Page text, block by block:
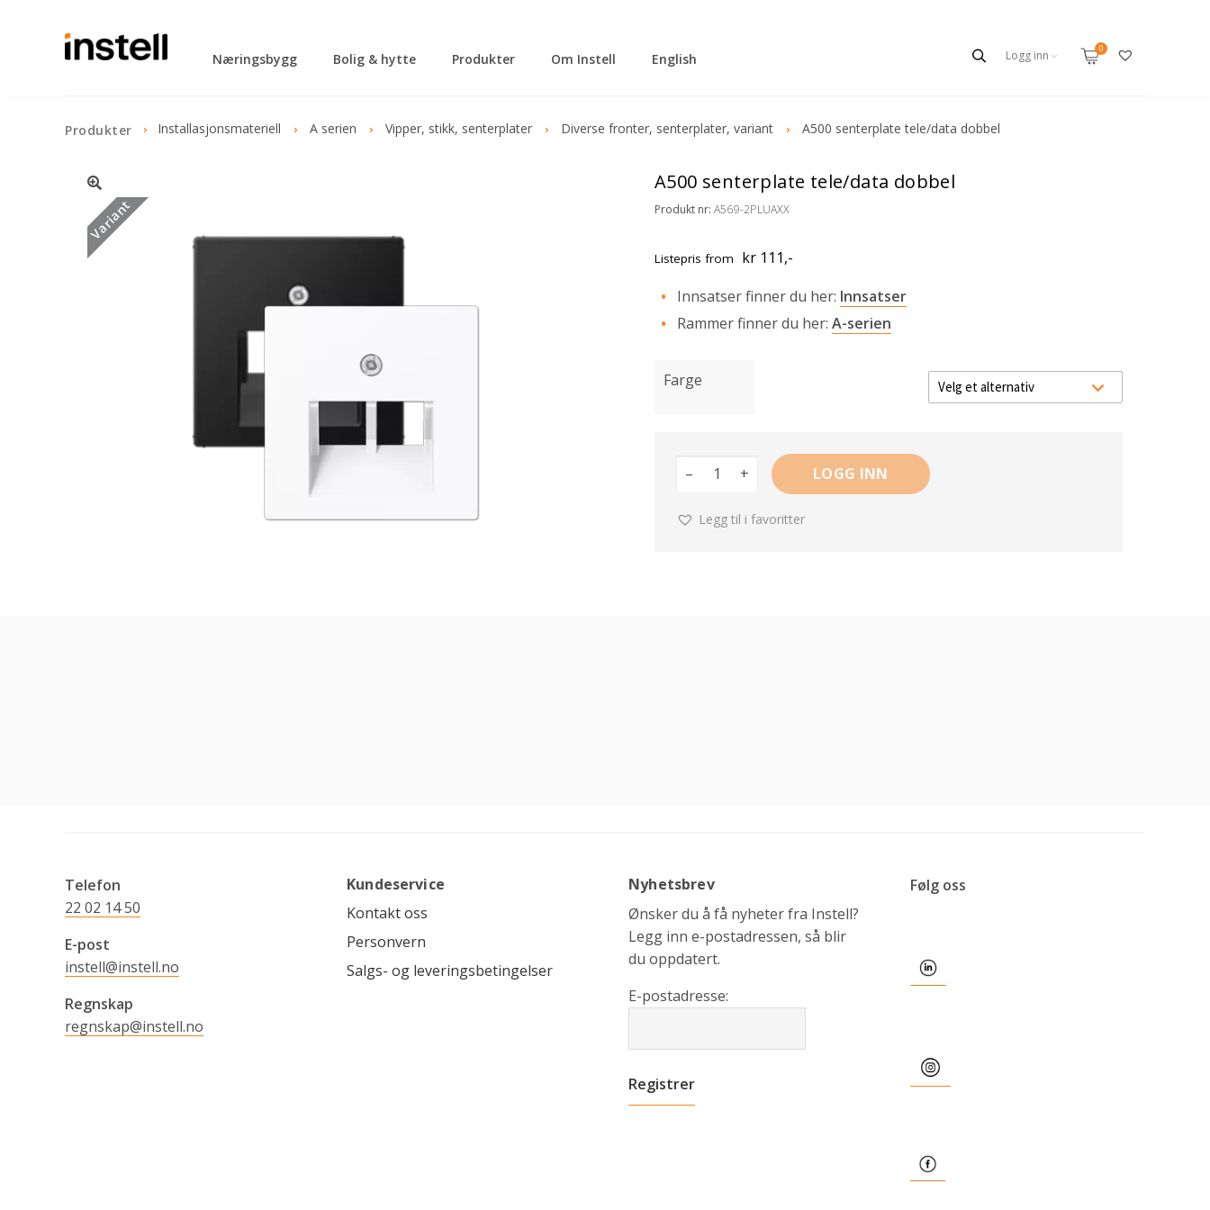
Logg inn
Næringsbygg Bolig & hytte Produkter Om Instell English
Produkter Installasjonsmateriell A serien Vipper, stikk, senterplater Diverse fronter, senterplater, variant A500 senterplate tele/data dobbel
Variant
A500 senterplate tele/data dobbel
Produkt nr: A569-2PLUAXX
Listepris from
kr 111,-
Innsatser finner du her: Innsatser
Rammer finner du her: A-serien
Farge
– + LOGG INN
Legg til i favoritter
Telefon
22 02 14 50
E-post
instell@instell.no
Regnskap
regnskap@instell.no
Kundeservice
Kontakt oss
Personvern
Salgs- og leveringsbetingelser
Nyhetsbrev
Ønsker du å få nyheter fra Instell?
Legg inn e-postadressen, så blir
du oppdatert.
E-postadresse:
Følg oss